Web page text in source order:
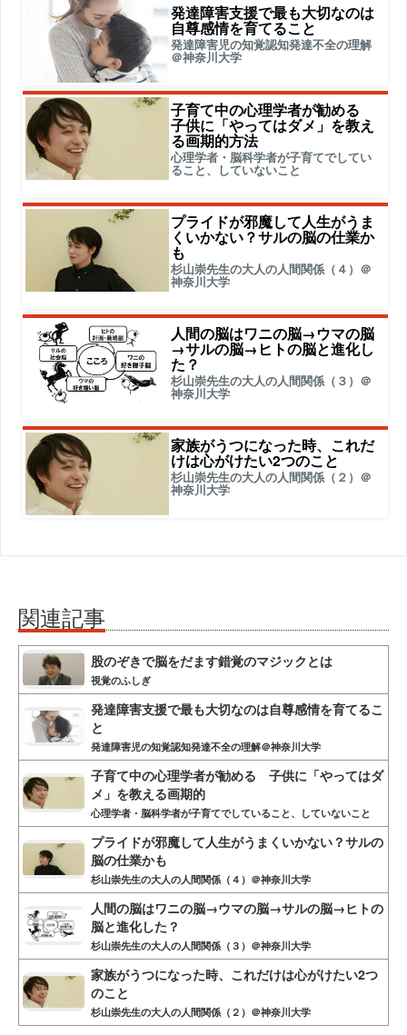
発達障害支援で最も大切なのは
自尊感情を育てること
発達障害児の知覚認知発達不全の理解
＠神奈川大学
子育て中の心理学者が勧める
子供に「やってはダメ」を教え
る画期的方法
心理学者・脳科学者が子育てでしてい
ること、していないこと
プライドが邪魔して人生がうま
くいかない？サルの脳の仕業か
も
杉山崇先生の大人の人間関係（４）＠
神奈川大学
人間の脳はワニの脳→ウマの脳
→サルの脳→ヒトの脳と進化し
た？
杉山崇先生の大人の人間関係（３）＠
神奈川大学
家族がうつになった時、これだ
けは心がけたい2つのこと
杉山崇先生の大人の人間関係（２）＠
神奈川大学
関連記事
股のぞきで脳をだます錯覚のマジックとは
視覚のふしぎ
発達障害支援で最も大切なのは自尊感情を育てるこ
と
発達障害児の知覚認知発達不全の理解＠神奈川大学
子育て中の心理学者が勧める 子供に「やってはダ
メ」を教える画期的
心理学者・脳科学者が子育てでしていること、していないこと
プライドが邪魔して人生がうまくいかない？サルの
脳の仕業かも
杉山崇先生の大人の人間関係（４）＠神奈川大学
人間の脳はワニの脳→ウマの脳→サルの脳→ヒトの
脳と進化した？
杉山崇先生の大人の人間関係（３）＠神奈川大学
家族がうつになった時、これだけは心がけたい2つ
のこと
杉山崇先生の大人の人間関係（２）＠神奈川大学